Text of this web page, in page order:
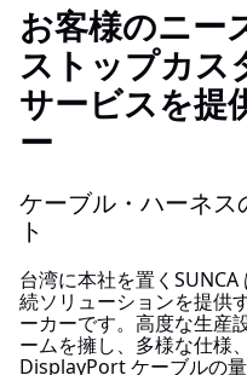
お客様のニー
ストップカス
サービスを提
ー
ケーブル・ハーネ
ト
台湾に本社を置く
続ソリューションを提供
ーカーです。高度な生産
ームを擁し、多様な仕様
DisplayPort ケーブルの